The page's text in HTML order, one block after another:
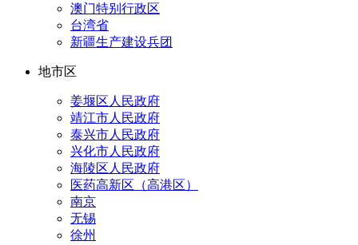
澳门特别行政区
台湾省
新疆生产建设兵团
地市区
姜堰区人民政府
靖江市人民政府
泰兴市人民政府
兴化市人民政府
海陵区人民政府
医药高新区（高港区）
南京
无锡
徐州